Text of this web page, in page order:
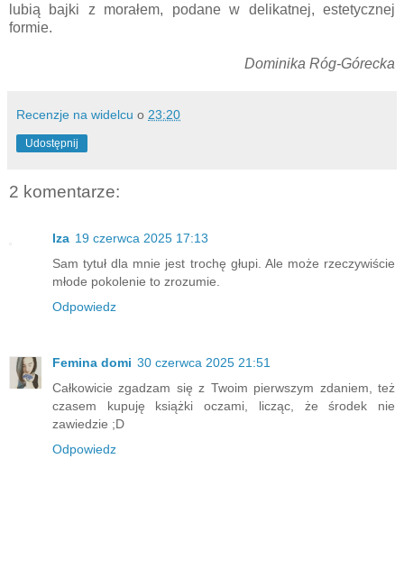
lubią bajki z morałem, podane w delikatnej, estetycznej
formie.
Dominika Róg-Górecka
Recenzje na widelcu o 23:20
Udostępnij
2 komentarze:
Iza 19 czerwca 2025 17:13
Sam tytuł dla mnie jest trochę głupi. Ale może rzeczywiście
młode pokolenie to zrozumie.
Odpowiedz
Femina domi 30 czerwca 2025 21:51
Całkowicie zgadzam się z Twoim pierwszym zdaniem, też
czasem kupuję książki oczami, licząc, że środek nie
zawiedzie ;D
Odpowiedz